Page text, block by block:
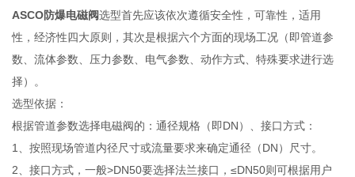
ASCO防爆电磁阀选型首先应该依次遵循安全性，可靠性，适用
性，经济性四大原则，其次是根据六个方面的现场工况（即管道参
数、流体参数、压力参数、电气参数、动作方式、特殊要求进行选
择）。
选型依据：
根据管道参数选择电磁阀的：通径规格（即DN）、接口方式：
1、按照现场管道内径尺寸或流量要求来确定通径（DN）尺寸。
2、接口方式，一般>DN50要选择法兰接口，≤DN50则可根据用户